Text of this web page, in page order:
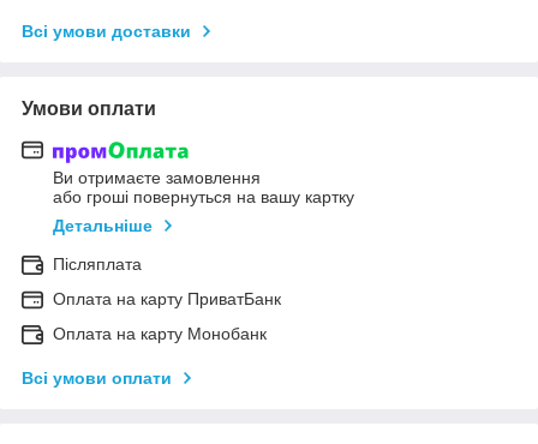
Всі умови доставки
Умови оплати
Ви отримаєте замовлення
або гроші повернуться на вашу картку
Детальніше
Післяплата
Оплата на карту ПриватБанк
Оплата на карту Монобанк
Всі умови оплати